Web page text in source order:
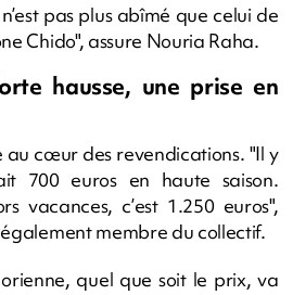
pas plus abîmé que celui de
Chido", assure Nouria Raha.
hausse, une prise en
au cœur des revendications. "Il y
700 euros en haute saison.
vacances, c’est 1.250 euros",
membre du collectif.
quel que soit le prix, va